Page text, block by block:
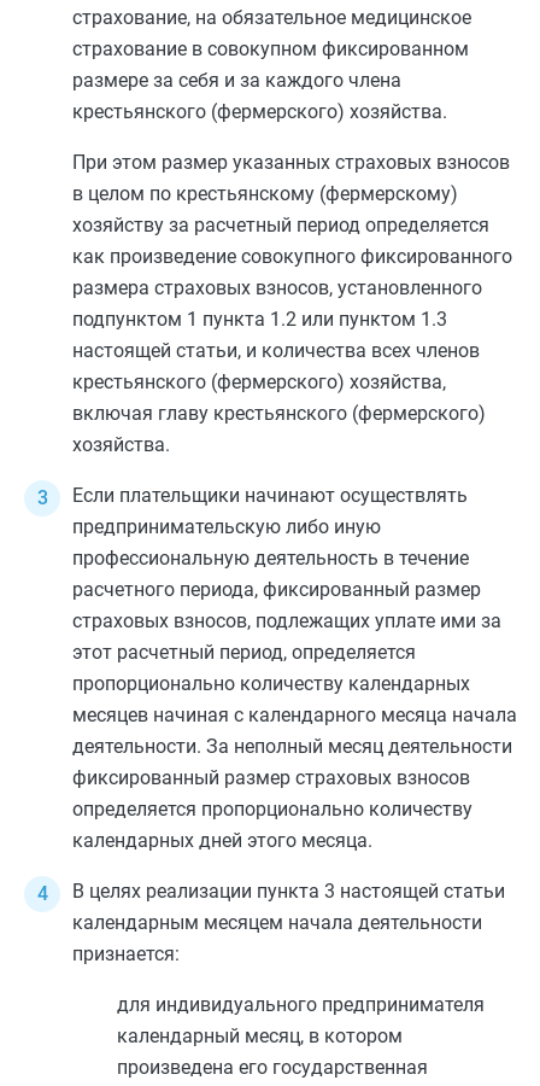
страхование, на обязательное медицинское
страхование в совокупном фиксированном
размере за себя и за каждого члена
крестьянского (фермерского) хозяйства.
При этом размер указанных страховых взносов
в целом по крестьянскому (фермерскому)
хозяйству за расчетный период определяется
как произведение совокупного фиксированного
размера страховых взносов, установленного
подпунктом 1 пункта 1.2 или пунктом 1.3
настоящей статьи, и количества всех членов
крестьянского (фермерского) хозяйства,
включая главу крестьянского (фермерского)
хозяйства.
Если плательщики начинают осуществлять
предпринимательскую либо иную
профессиональную деятельность в течение
расчетного периода, фиксированный размер
страховых взносов, подлежащих уплате ими за
этот расчетный период, определяется
пропорционально количеству календарных
месяцев начиная с календарного месяца начала
деятельности. За неполный месяц деятельности
фиксированный размер страховых взносов
определяется пропорционально количеству
календарных дней этого месяца.
В целях реализации пункта 3 настоящей статьи
календарным месяцем начала деятельности
признается:
для индивидуального предпринимателя
календарный месяц, в котором
произведена его государственная